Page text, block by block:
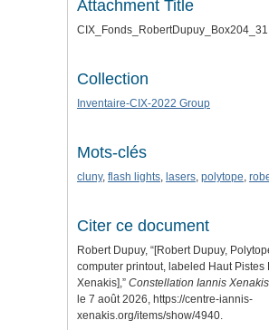
Attachment Title
Collection
Inventaire-CIX-2022 Group
Mots-clés
cluny, flash lights, lasers, polytope,
Citer ce document
Robert Dupuy, “[Robert Dupuy,
computer printout, labeled Haut Pistes
Xenakis],” Constellation Iannis
le 7 août 2026, https://centre-iannis-
xenakis.org/items/show/4940.